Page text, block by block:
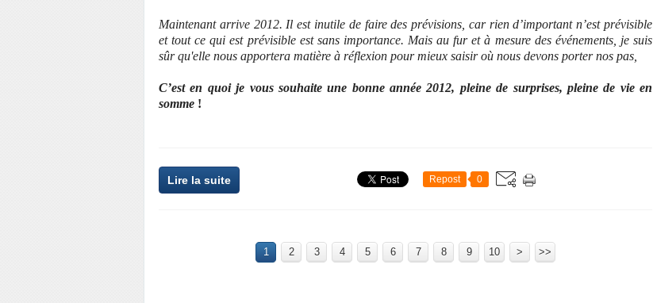
Maintenant arrive 2012. Il est inutile de faire des prévisions, car rien d’important n’est prévisible
et tout ce qui est prévisible est sans importance. Mais au fur et à mesure des événements, je suis
sûr qu'elle nous apportera matière à réflexion pour mieux saisir où nous devons porter nos pas,
C’est en quoi je vous souhaite une bonne année 2012, pleine de surprises, pleine de vie en
somme !
Lire la suite Repost 0
1 2 3 4 5 6 7 8 9 10 > >>